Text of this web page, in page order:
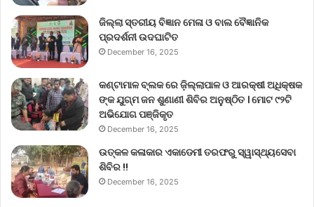
ଜିଲ୍ଲା ସ୍ତରୀୟ ବିଜ୍ଞାନ ମେଳା ଓ ବାଲ ବୈଜ୍ଞାନିକ
ପ୍ରଦର୍ଶନୀ ଉଦଘାଟିତ
December 16, 2025
କଣ୍ଟାମାଳ ବ୍ଲକ ରେ ଜ଼ିଲ୍ଲାପାଳ ଓ ଆରକ୍ଷୀ ଅଧିକ୍ଷକ
ଙ୍କ ଯୁଗ୍ମ ଜନ ଶୁଣାଣୀ ଶିବିର ଅନୁଷ୍ଠିତ । ମୋଟ ୯୨ଟି
ଅଭିଯୋଗ ପଞ୍ଜିକୃତ
December 16, 2025
ଉତ୍କଳ କଳାକାର ଏକାଡେମୀ ତରଫରୁ ସ୍ୱାସ୍ଥ୍ୟସେବା
ଶିବିର !!
December 16, 2025